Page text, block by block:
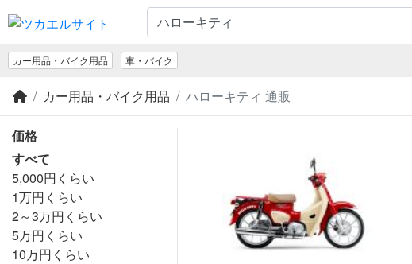
カー用品・バイク用品 車・バイク
カー用品・バイク用品 ハローキティ 通販
価格
すべて
5,000円くらい
1万円くらい
2～3万円くらい
5万円くらい
10万円くらい